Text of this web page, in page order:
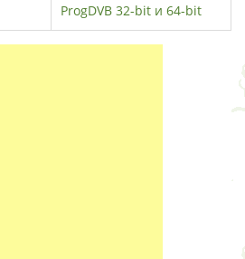
ProgDVB 32-bit и 64-bit